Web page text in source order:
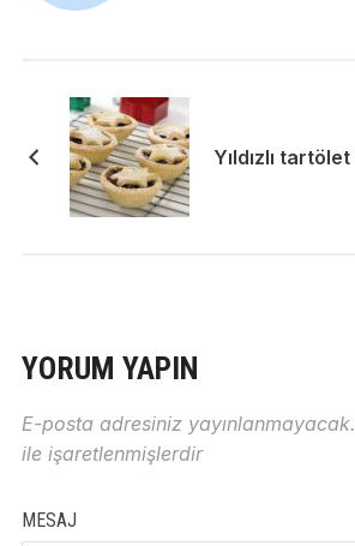
Yıldızlı tartölet
YORUM YAPIN
E-posta adresiniz yayınlanmayacak.
ile işaretlenmişlerdir
MESAJ